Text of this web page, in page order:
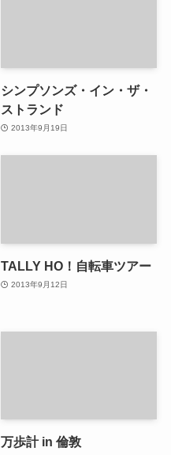
シンプソンズ・イン・ザ・
ストランド
2013年9月19日
TALLY HO！自転車ツアー
2013年9月12日
万歩計 in 倫敦